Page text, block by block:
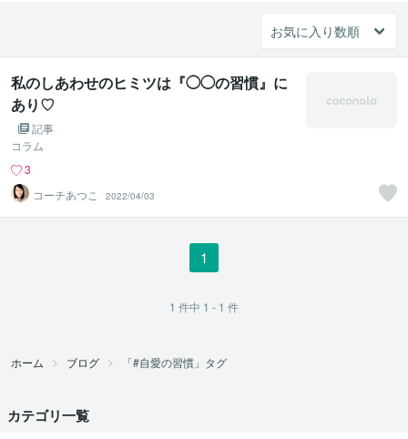
私のしあわせのヒミツは『◯◯の習慣』に
あり♡
記事
コラム
3
コーチあつこ
2022/04/03
1
1 件中 1 - 1 件
ホーム ブログ 「#自愛の習慣」タグ
カテゴリ一覧